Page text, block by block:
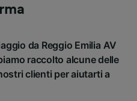
da Reggio Emilia AV
raccolto alcune delle
clienti per aiutarti a